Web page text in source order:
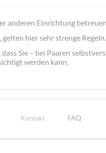
anderen Einrichtung
hier sehr strenge Regeln.
Sie – bei Paaren
werden kann.
Kontakt FAQ